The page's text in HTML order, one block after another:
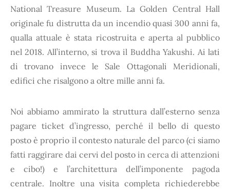
National Treasure Museum. La Golden Central Hall
originale fu distrutta da un incendio quasi 300 anni fa,
qualla attuale è stata ricostruita e aperta al pubblico
nel 2018. All’interno, si trova il Buddha Yakushi. Ai lati
di trovano invece le Sale Ottagonali Meridionali,
edifici che risalgono a oltre mille anni fa.
Noi abbiamo ammirato la struttura dall’esterno senza
pagare ticket d’ingresso, perché il bello di questo
posto è proprio il contesto naturale del parco (ci siamo
fatti raggirare dai cervi del posto in cerca di attenzioni
e cibo!) e l’architettura dell’imponente pagoda
centrale. Inoltre una visita completa richiederebbe